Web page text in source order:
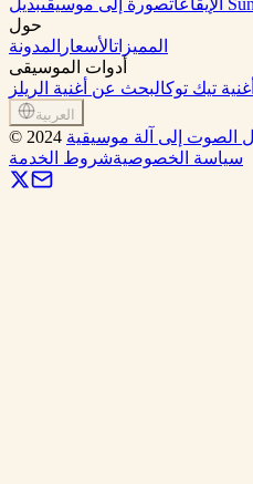
حول
المميزاتالأسعار المدونة
أدوات الموسيقى
تيك توكالبحث عن أغنية الريلز
العربية
© 2024 الصوت إلى آلة موسيقية
سياسة الخصوصيةشروط الخدمة